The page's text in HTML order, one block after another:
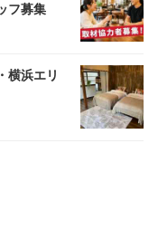
フ募集
横浜エリ